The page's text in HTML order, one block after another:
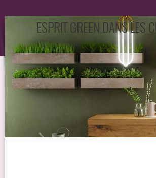
ESPRIT GREEN DANS LES